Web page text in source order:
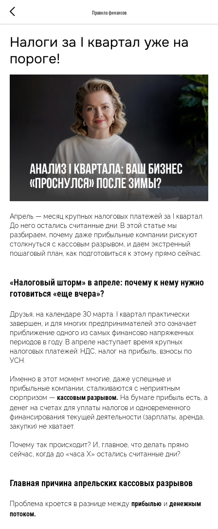
Правила финансов
Налоги за I квартал уже на
пороге!
Апрель — месяц крупных налоговых платежей за I квартал.
До него остались считанные дни. В этой статье мы
разбираем, почему даже прибыльные компании рискуют
столкнуться с кассовым разрывом, и даем экстренный
пошаговый план, как подготовиться к этому прямо сейчас.
«Налоговый шторм» в апреле: почему к нему нужно
готовиться «еще вчера»?
Друзья, на календаре 30 марта. I квартал практически
завершен, и для многих предпринимателей это означает
приближение одного из самых финансово напряженных
периодов в году. В апреле наступает время крупных
налоговых платежей: НДС, налог на прибыль, взносы по
УСН.
Именно в этот момент многие, даже успешные и
прибыльные компании, сталкиваются с неприятным
сюрпризом — кассовым разрывом. На бумаге прибыль есть, а
денег на счетах для уплаты налогов и одновременного
финансирования текущей деятельности (зарплаты, аренда,
закупки) не хватает.
Почему так происходит? И, главное, что делать прямо
сейчас, когда до «часа X» остались считанные дни?
Главная причина апрельских кассовых разрывов
Проблема кроется в разнице между прибылью и денежным
потоком.